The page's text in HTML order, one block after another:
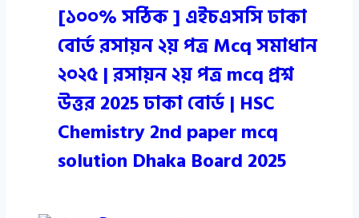
[১০০% সঠিক ] এইচএসসি ঢাকা
বোর্ড রসায়ন ২য় পত্র Mcq সমাধান
২০২৫ | রসায়ন ২য় পত্র mcq প্রশ্ন
উত্তর 2025 ঢাকা বোর্ড | HSC
Chemistry 2nd paper mcq
solution Dhaka Board 2025